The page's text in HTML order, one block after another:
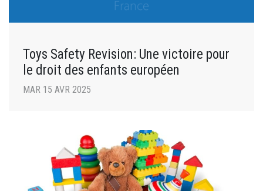
Toys Safety Revision: Une victoire pour
le droit des enfants européen
MAR 15 AVR 2025